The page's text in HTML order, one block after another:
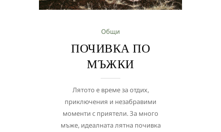
Общи
ПОЧИВКА ПО
МЪЖКИ
Лятото е време за отдих,
приключения и незабравими
моменти с приятели. За много
мъже, идеалната лятна почивка